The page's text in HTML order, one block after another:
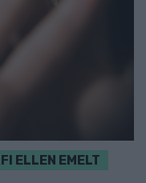
ELLEN EMELT